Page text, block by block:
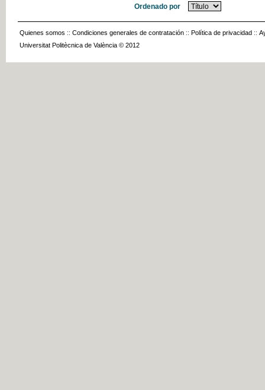
Ordenado por
Quienes somos :: Condiciones generales de contratación :: Política de privacidad ::
Universitat Politècnica de València © 2012